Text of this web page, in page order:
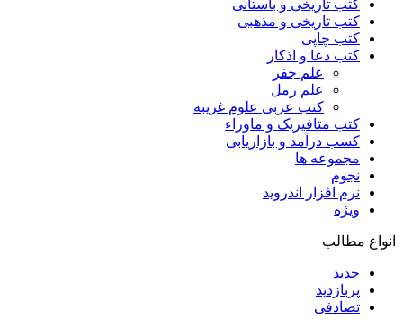
کتب تاریخی و باستانی
کتب تاریخی و مذهبی
کتب چاپی
کتب دعا و اذکار
علم جفر
علم رمل
کتب عربی علوم غریبه
کتب متافیزیک و ماوراء
کسب درآمد و بازاریابی
مجموعه ها
نجوم
نرم افزار اندروید
ویژه
انواع مطالب
جدید
پربازدید
تصادفی